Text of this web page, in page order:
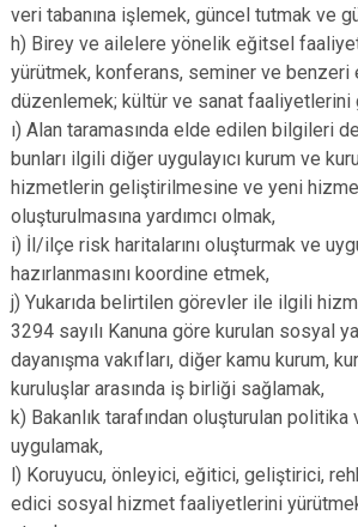
veri tabanına işlemek, güncel tutmak ve
h) Birey ve ailelere yönelik eğitsel
yürütmek, konferans, seminer ve benzeri
düzenlemek; kültür ve sanat
ı) Alan taramasında elde edilen bilgileri
bunları ilgili diğer uygulayıcı kurum ve
hizmetlerin geliştirilmesine ve yeni
oluşturulmasına yardımcı olmak,
i) İl/ilçe risk haritalarını oluşturmak ve
hazırlanmasını koordine etmek,
j) Yukarıda belirtilen görevler ile ilgili
3294 sayılı Kanuna göre kurulan sosyal
dayanışma vakıfları, diğer kamu kurum,
kuruluşlar arasında iş birliği sağlamak,
k) Bakanlık tarafından oluşturulan
uygulamak,
l) Koruyucu, önleyici, eğitici, geliştirici,
edici sosyal hizmet faaliyetlerini